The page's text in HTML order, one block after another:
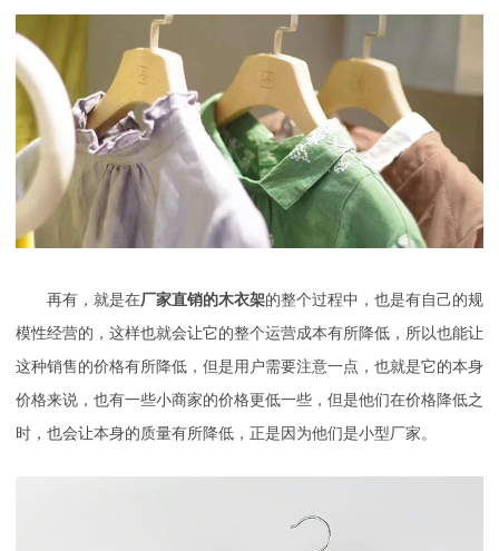
再有，就是在厂家直销的木衣架的整个过程中，也是有自己的规
模性经营的，这样也就会让它的整个运营成本有所降低，所以也能让
这种销售的价格有所降低，但是用户需要注意一点，也就是它的本身
价格来说，也有一些小商家的价格更低一些，但是他们在价格降低之
时，也会让本身的质量有所降低，正是因为他们是小型厂家。